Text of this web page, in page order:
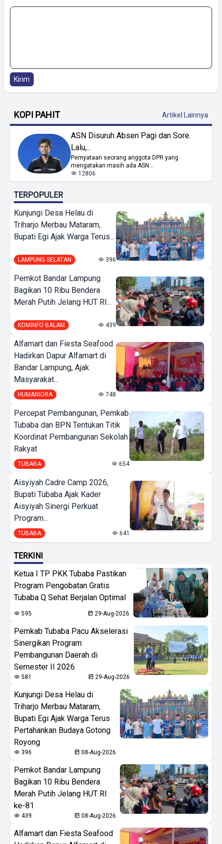
Kirim
KOPI PAHIT Artikel Lainnya
ASN Disuruh Absen Pagi dan Sore.
Lalu,...
Pernyataan seorang anggota DPR yang
mengatakan masih ada ASN...
12806
TERPOPULER
Kunjungi Desa Helau di
Triharjo Merbau Mataram,
Bupati Egi Ajak Warga Terus...
LAMPUNG SELATAN 396
Pemkot Bandar Lampung
Bagikan 10 Ribu Bendera
Merah Putih Jelang HUT RI...
KOMINFO BALAM 439
Alfamart dan Fiesta Seafood
Hadirkan Dapur Alfamart di
Bandar Lampung, Ajak
Masyarakat...
HUMANIORA 748
Percepat Pembangunan, Pemkab
Tubaba dan BPN Tentukan Titik
Koordinat Pembangunan Sekolah
Rakyat
TUBABA 654
Aisyiyah Cadre Camp 2026,
Bupati Tubaba Ajak Kader
Aisyiyah Sinergi Perkuat
Program...
TUBABA 641
TERKINI
Ketua I TP PKK Tubaba Pastikan
Program Pengobatan Gratis
Tubaba Q Sehat Berjalan Optimal
595 29-Aug-2026
Pemkab Tubaba Pacu Akselerasi
Sinergikan Program
Pembangunan Daerah di
Semester II 2026
581 29-Aug-2026
Kunjungi Desa Helau di
Triharjo Merbau Mataram,
Bupati Egi Ajak Warga Terus
Pertahankan Budaya Gotong
Royong
396 08-Aug-2026
Pemkot Bandar Lampung
Bagikan 10 Ribu Bendera
Merah Putih Jelang HUT RI
ke-81
439 08-Aug-2026
Alfamart dan Fiesta Seafood